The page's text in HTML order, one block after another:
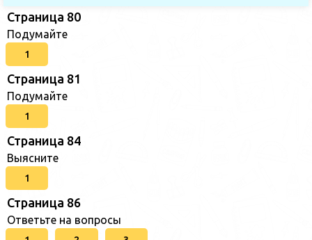
Страница 80
Подумайте
1
Страница 81
Подумайте
1
Страница 84
Выясните
1
Страница 86
Ответьте на вопросы